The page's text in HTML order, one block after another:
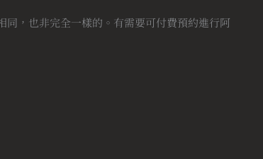
同，也非完全一樣的。有需要可付費預約進行阿